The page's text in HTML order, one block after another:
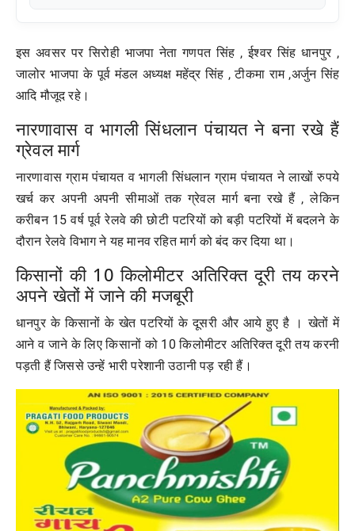
इस अवसर पर सिरोही भाजपा नेता गणपत सिंह , ईश्वर सिंह धानपुर ,
जालोर भाजपा के पूर्व मंडल अध्यक्ष महेंद्र सिंह , टीकमा राम ,अर्जुन सिंह
आदि मौजूद रहे।
नारणावास व भागली सिंधलान पंचायत ने बना रखे हैं
ग्रेवल मार्ग
नारणावास ग्राम पंचायत व भागली सिंधलान ग्राम पंचायत ने लाखों रुपये
खर्च कर अपनी अपनी सीमाओं तक ग्रेवल मार्ग बना रखे हैं , लेकिन
करीबन 15 वर्ष पूर्व रेलवे की छोटी पटरियों को बड़ी पटरियों में बदलने के
दौरान रेलवे विभाग ने यह मानव रहित मार्ग को बंद कर दिया था।
किसानों की 10 किलोमीटर अतिरिक्त दूरी तय करने
अपने खेतों में जाने की मजबूरी
धानपुर के किसानों के खेत पटरियों के दूसरी और आये हुए है । खेतों में
आने व जाने के लिए किसानों को 10 किलोमीटर अतिरिक्त दूरी तय करनी
पड़ती हैं जिससे उन्हें भारी परेशानी उठानी पड़ रही हैं।